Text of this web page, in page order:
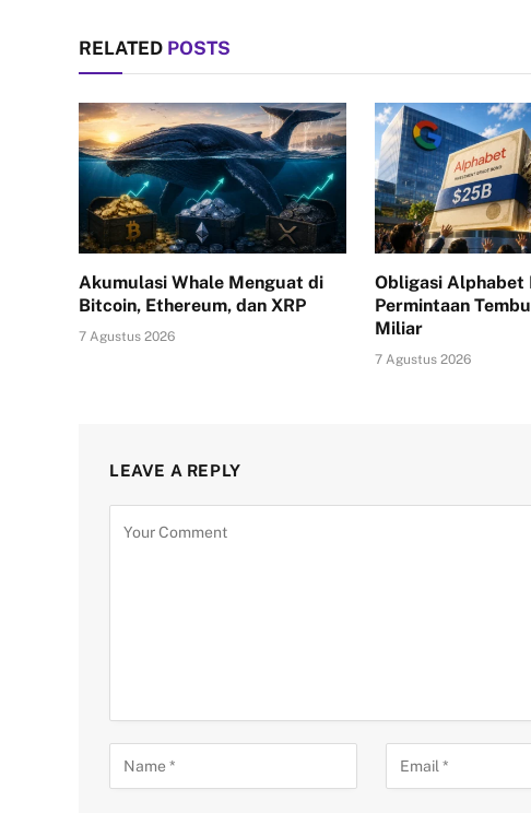
RELATED POSTS
Akumulasi Whale Menguat di
Bitcoin, Ethereum, dan XRP
7 Agustus 2026
Obligasi Alphabet
Permintaan
Miliar
7 Agustus 2026
LEAVE A REPLY